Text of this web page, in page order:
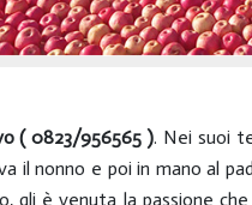
( 0823/956565 ). Nei suoi
il nonno e poi in mano al
gli è venuta la passione